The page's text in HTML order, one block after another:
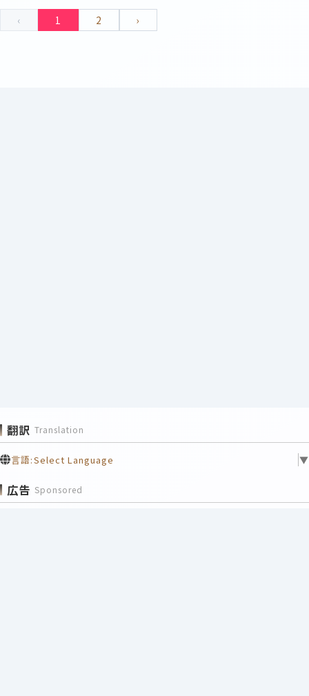
‹ 1 2 ›
翻訳 Translation
言語:Select Language ▼
広告 Sponsored